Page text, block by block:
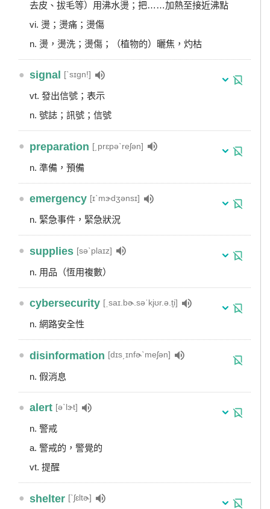
去皮、拔毛等）用沸水燙；把……加熱至接近沸點
vi. 燙；燙痛；燙傷
n. 燙，燙洗；燙傷；（植物的）曬焦，灼枯
● signal [ˋsɪgn!]
vt. 發出信號；表示
n. 號誌；訊號；信號
● preparation [͵prɛpəˋreʃən]
n. 準備，預備
● emergency [ɪˋmɝdʒənsɪ]
n. 緊急事件，緊急狀況
● supplies [səˋplaɪz]
n. 用品（恆用複數）
● cybersecurity [ˌsaɪ.bɚ.səˈkjʊr.ə.t̬i]
n. 網路安全性
● disinformation [dɪs͵ɪnfɚˋmeʃən]
n. 假消息
● alert [əˋlɝt]
n. 警戒
a. 警戒的，警覺的
vt. 提醒
● shelter [ˋʃɛltɚ]